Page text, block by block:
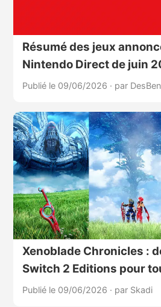
Résumé des jeux
Nintendo Direct de juin
Publié le 09/06/2026 · par DesBen
Xenoblade Chronicles :
Switch 2 Editions pour
Publié le 09/06/2026 · par Skadi